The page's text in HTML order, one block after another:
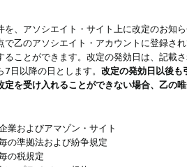
を、アソシエイト・サイト上に改定のお知
で乙のアソシエイト・アカウントに登録さ
ることができます。改定の発効日は、記載
日以降の日とします。 改定の発効日以後も
定を受け入れることができない場合、乙の
業およびアマゾン・サイト
の準拠法および紛争規定
の税規定